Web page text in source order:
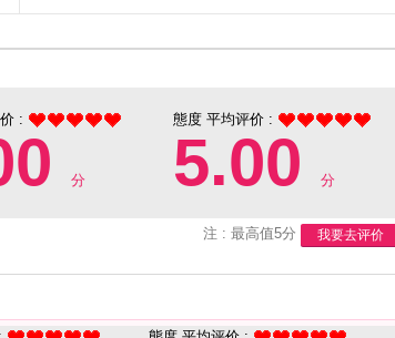
:
分
態度 平均评价 :
5.00 分
注 : 最高值5分 我要去评价